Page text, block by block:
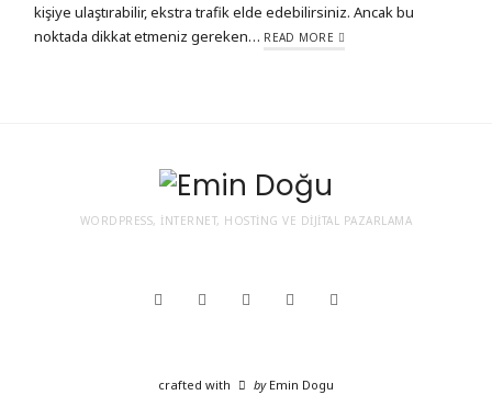
kişiye ulaştırabilir, ekstra trafik elde edebilirsiniz. Ancak bu
noktada dikkat etmeniz gereken… READ MORE
WORDPRESS, İNTERNET, HOSTING VE DIJITAL PAZARLAMA
crafted with byEmin Dogu